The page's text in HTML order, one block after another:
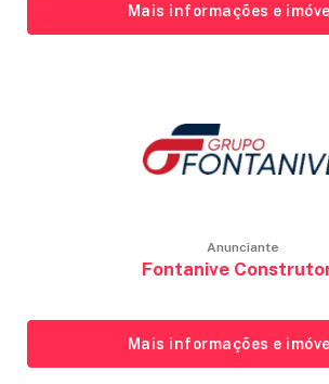
Mais informações e
Anunciante
Fontanive
Mais informações e